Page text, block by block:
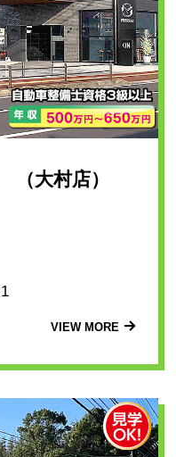
大村店）
VIEW MORE